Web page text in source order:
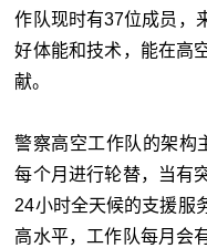
作队现时有37位成员，
好体能和技术，能在高
献。
警察高空工作队的架构
每个月进行轮替，当有
24小时全天候的支援服
高水平，工作队每月会